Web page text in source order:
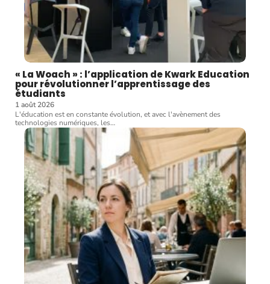
« La Woach » : l’application de Kwark Education
pour révolutionner l’apprentissage des
étudiants
1 août 2026
L'éducation est en constante évolution, et avec l'avènement des
technologies numériques, les…